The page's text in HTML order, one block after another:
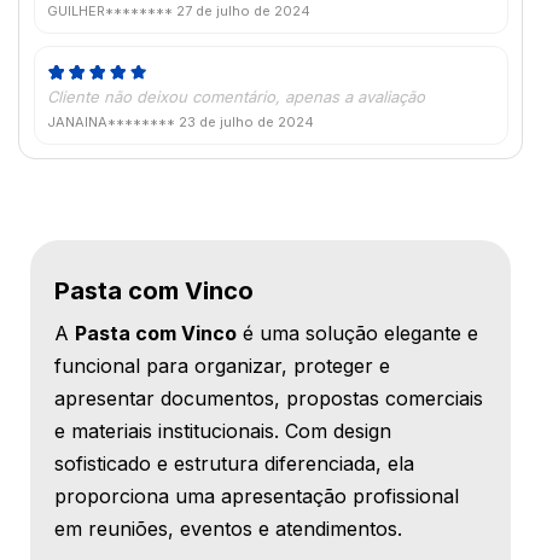
GUILHER******** 27 de julho de 2024
Cliente não deixou comentário, apenas a avaliação
JANAINA******** 23 de julho de 2024
Pasta com Vinco
A Pasta com Vinco é uma solução elegante e
funcional para organizar, proteger e
apresentar documentos, propostas comerciais
e materiais institucionais. Com design
sofisticado e estrutura diferenciada, ela
proporciona uma apresentação profissional
em reuniões, eventos e atendimentos.